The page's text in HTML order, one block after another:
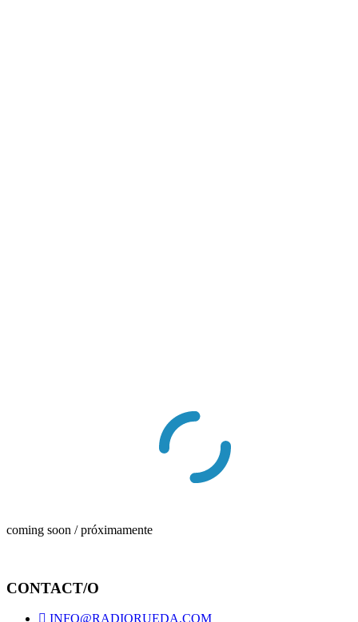
coming soon / próximamente
CONTACT/O
INFO@RADIORUEDA.COM